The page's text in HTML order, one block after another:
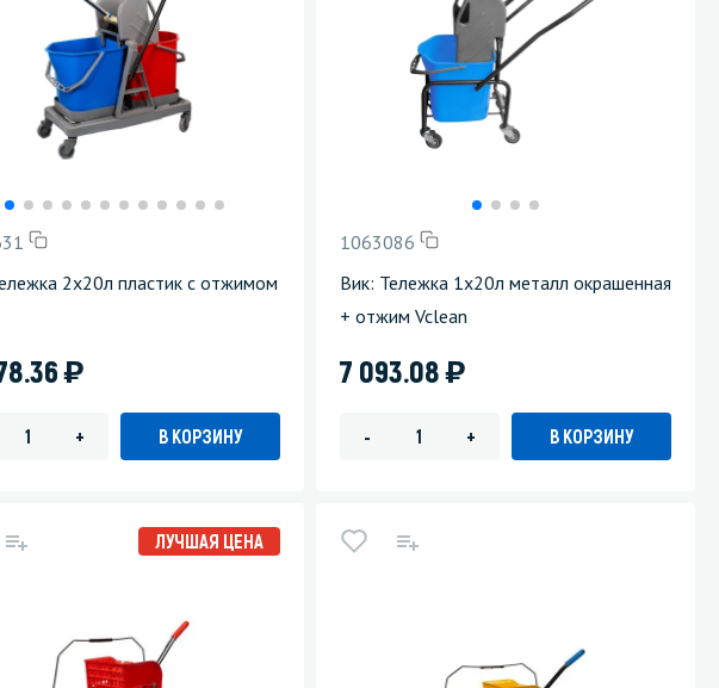
и оргтехника Уборка пола
2х20л пластик с отжимом
)
+ В КОРЗИНУ
1063086
Вик: Тележка 1х20л металл окрашенная
+ отжим Vclean
7 093.08)
- + В КОРЗИНУ
ЛУЧШАЯ ЦЕНА